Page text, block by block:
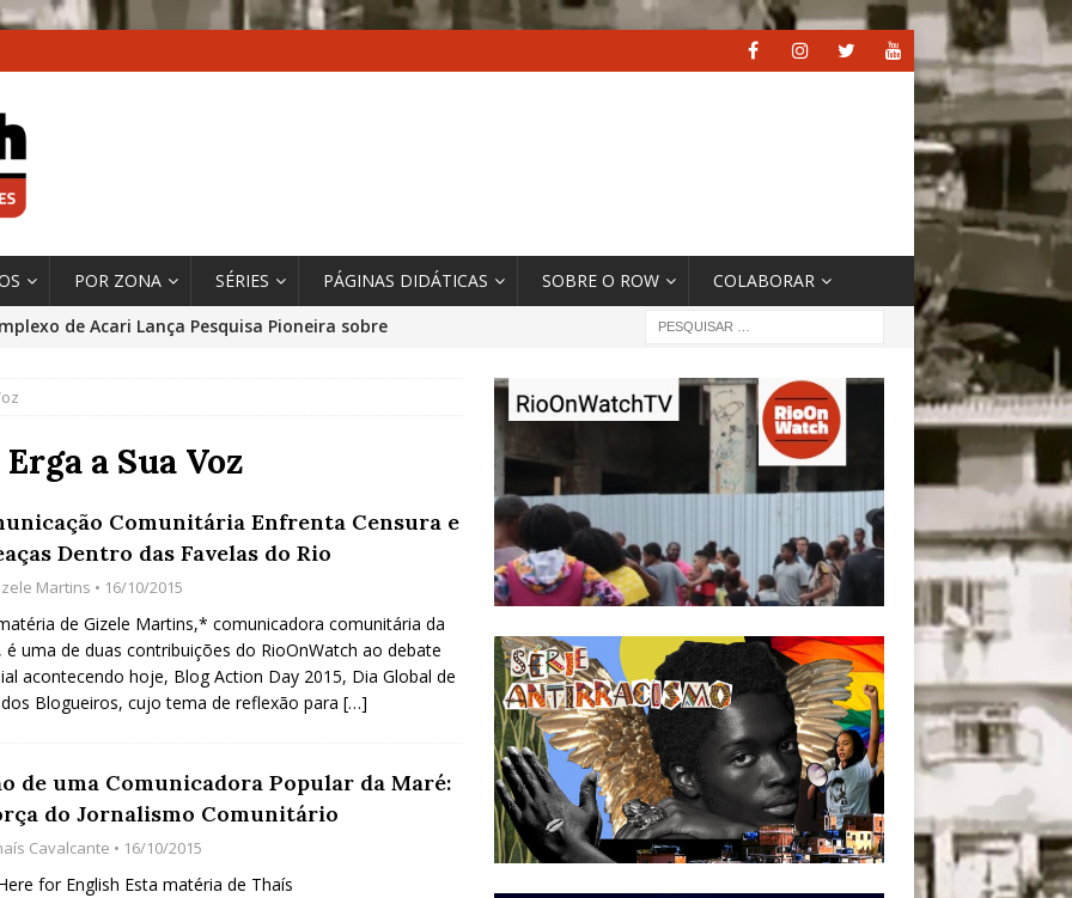
POR ZONA SÉRIES PÁGINAS DIDÁTICAS SOBRE O ROW COLABORAR
de Acari Lança Pesquisa Pioneira sobre
Contexto da Ultrapassagem Climática, ‘As Cidades
Fogo que Impulsionam a Mudança de que
Autora Coordenadora Principal de Relatório
Cidades
*DESTAQUE
Começou com uma Praça em Ramos [OPINIÃO]
Agroecológico com os Povos das Águas Reúne
e Inauguração da Feira da Praia do Remanso
Fluminenses, Cronicamente Abandonados,
Nova Via Mobilidade 10 Anos Após Rio2016
a Sua Voz
Comunitária Enfrenta Censura e
Dentro das Favelas do Rio
Martins • 16/10/2015
de Gizele Martins,* comunicadora comunitária da
é uma de duas contribuições do RioOnWatch ao debate
acontecendo hoje, Blog Action Day 2015, Dia Global de
Blogueiros, cujo tema de reflexão para […]
de uma Comunicadora Popular da Maré:
do Jornalismo Comunitário
Cavalcante • 16/10/2015
for English Esta matéria de Thaís